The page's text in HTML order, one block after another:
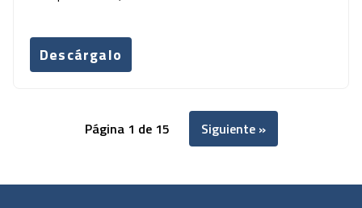
Descárgalo
Página 1 de 15 Siguiente »